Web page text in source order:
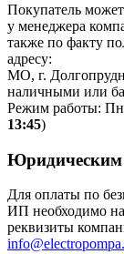
Покупатель
у менеджера
также по факту
адресу:
МО, г.
наличными или
Режим работы:
13:45)
Для оплаты по
ИП необходимо
реквизиты